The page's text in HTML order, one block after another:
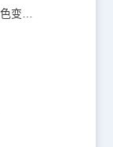
CAD背景色如何设置为白色？CAD背景色变白实操指南